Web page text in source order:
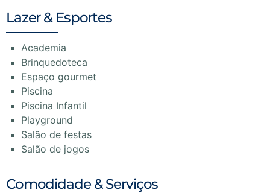
Lazer & Esportes
Academia
Brinquedoteca
Espaço gourmet
Piscina
Piscina Infantil
Playground
Salão de festas
Salão de jogos
Comodidade & Serviços